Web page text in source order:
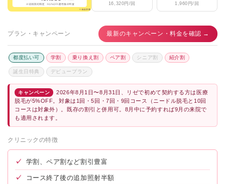
16,320円/回
1,960円/回
プラン・キャンペーン 最新のキャンペーン・料金を確認 →
都度払い可 学割 乗り換え割 ペア割 シニア割 紹介割
誕生日特典 デビュープラン
キャンペーン
2026年8月1日〜8月31日、リゼで初めて契約する方は医療
脱毛が5%OFF。対象は1回・5回・7回・9回コース（ニードル脱毛と10回
コースは対象外）。既存の割引と併用可。8月中に予約すれば9月の来院で
も適用されます。
クリニックの特徴
✓ 学割、ペア割など割引豊富
✓ コース終了後の追加照射半額